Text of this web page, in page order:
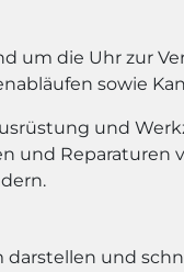
die Uhr zur
sowie
und
und
und